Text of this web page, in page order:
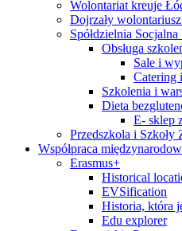
Wolontariat kreuje
Dojrzały
Spółdzielnia Socjalna
Obsługa
Sale i
Catering
Szkolenia i
Dieta
E- sklep
Przedszkola i
Współpraca
Erasmus+
Historical
EVSification
Historia, która
Edu explorer